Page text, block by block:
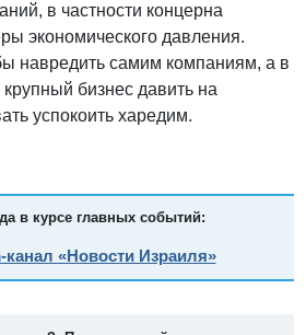
в частности концерна
экономического давления.
навредить самим компаниям, а в
бизнес давить на
успокоить харедим.
в курсе главных событий:
канал «Новости Израиля»